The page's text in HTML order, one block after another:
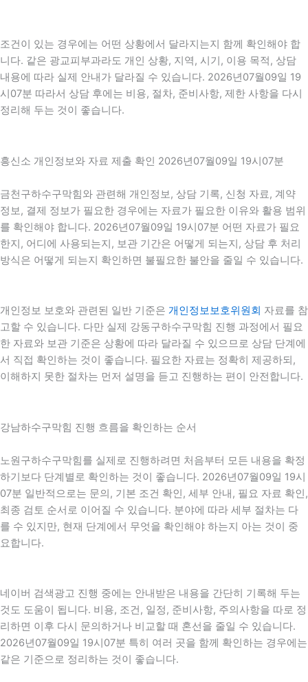
조건이 있는 경우에는 어떤 상황에서 달라지는지 함께 확인해야 합
니다. 같은 광교피부과라도 개인 상황, 지역, 시기, 이용 목적, 상담
내용에 따라 실제 안내가 달라질 수 있습니다. 2026년07월09일 19
시07분 따라서 상담 후에는 비용, 절차, 준비사항, 제한 사항을 다시
정리해 두는 것이 좋습니다.
흥신소 개인정보와 자료 제출 확인 2026년07월09일 19시07분
금천구하수구막힘와 관련해 개인정보, 상담 기록, 신청 자료, 계약
정보, 결제 정보가 필요한 경우에는 자료가 필요한 이유와 활용 범위
를 확인해야 합니다. 2026년07월09일 19시07분 어떤 자료가 필요
한지, 어디에 사용되는지, 보관 기간은 어떻게 되는지, 상담 후 처리
방식은 어떻게 되는지 확인하면 불필요한 불안을 줄일 수 있습니다.
개인정보 보호와 관련된 일반 기준은 개인정보보호위원회 자료를 참
고할 수 있습니다. 다만 실제 강동구하수구막힘 진행 과정에서 필요
한 자료와 보관 기준은 상황에 따라 달라질 수 있으므로 상담 단계에
서 직접 확인하는 것이 좋습니다. 필요한 자료는 정확히 제공하되,
이해하지 못한 절차는 먼저 설명을 듣고 진행하는 편이 안전합니다.
강남하수구막힘 진행 흐름을 확인하는 순서
노원구하수구막힘를 실제로 진행하려면 처음부터 모든 내용을 확정
하기보다 단계별로 확인하는 것이 좋습니다. 2026년07월09일 19시
07분 일반적으로는 문의, 기본 조건 확인, 세부 안내, 필요 자료 확인,
최종 검토 순서로 이어질 수 있습니다. 분야에 따라 세부 절차는 다
를 수 있지만, 현재 단계에서 무엇을 확인해야 하는지 아는 것이 중
요합니다.
네이버 검색광고 진행 중에는 안내받은 내용을 간단히 기록해 두는
것도 도움이 됩니다. 비용, 조건, 일정, 준비사항, 주의사항을 따로 정
리하면 이후 다시 문의하거나 비교할 때 혼선을 줄일 수 있습니다.
2026년07월09일 19시07분 특히 여러 곳을 함께 확인하는 경우에는
같은 기준으로 정리하는 것이 좋습니다.